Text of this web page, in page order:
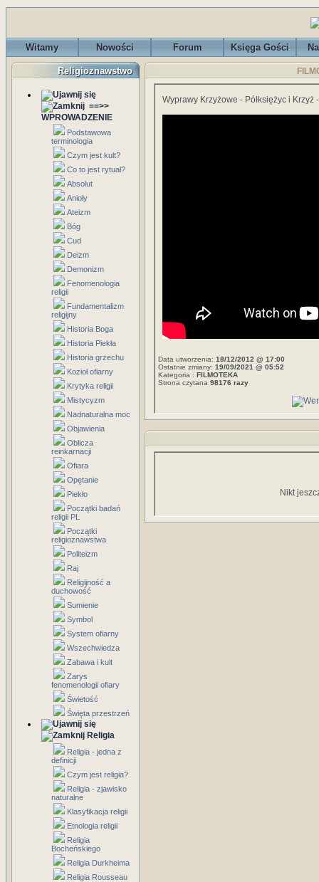
Witamy Nowości Forum Księga Gości
Religioznawstwo
==>>
WPROWADZENIE
Podstawowa
terminologia
Czym jest kult?
Co to jest rytuał?
Absolut
Anioły
Ateizm
Bóg
Cud
Deizm
Demonizm
Fenomenologia
religii
Fundamentalizm
religijny
Historia Boga
Historia Piekła
Historia grzechu
Kozioł ofiarny
Krytyka religii
Mistycyzm
Nadnaturalna moc
Objawienia
Oblicza
reinkarnacji
Ofiara
Opętanie
Piekło
Początki badań
religii PL
Początki
religioznawstwa
Politeizm
Raj
Religijność a
duchowość
Sumienie
Symbol
System ofiarny
Wszechwiedza
Zabawa i kult
Zarys
fenomenologii ofiary
Świetość
Święta przestrzeń
Religia
Religia - jedna z
definicji
Czym jest religia?
Religia - zjawisko
naturalne
Klasyfikacja religii
Etnologia religii
Religia
Bocheńskiego
Religia Durkheima
Religia Rousseau
Wyprawy Krzyżowe - Półksiężyc i Krzyż
Data utworzenia: 18/12/2012 @ 17:00
Ostatnie zmiany: 19/09/2021 @ 05:52
Kategoria : FILMOTEKA
Strona czytana 98176 razy
Nikt